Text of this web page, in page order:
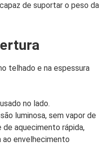
de suportar o peso da
telhado e na espessura
no lado.
luminosa, sem vapor de
de aquecimento rápida,
ao envelhecimento